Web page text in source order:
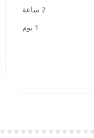
2 ساعة
1 يوم